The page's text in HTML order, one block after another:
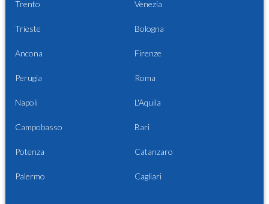
Trento Venezia
Trieste Bologna
Ancona Firenze
Perugia Roma
Napoli L'Aquila
Campobasso Bari
Potenza Catanzaro
Palermo Cagliari